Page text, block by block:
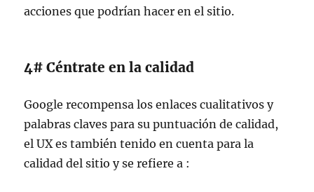
acciones que podrían hacer en el sitio.
4# Céntrate en la calidad
Google recompensa los enlaces cualitativos y
palabras claves para su puntuación de calidad,
el UX es también tenido en cuenta para la
calidad del sitio y se refiere a :